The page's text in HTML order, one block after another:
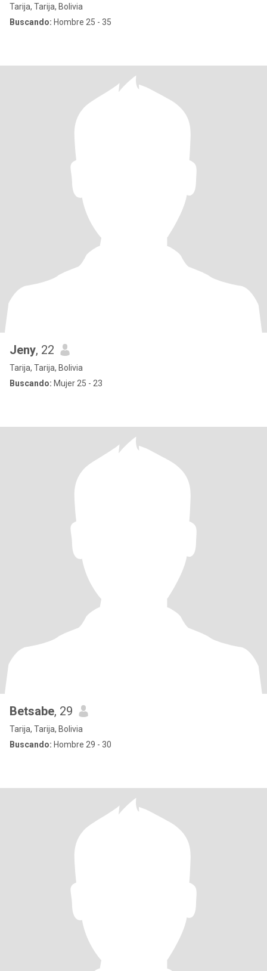
Tarija, Tarija, Bolivia
Buscando: Hombre 25 - 35
Jeny, 22
Tarija, Tarija, Bolivia
Buscando: Mujer 25 - 23
Betsabe, 29
Tarija, Tarija, Bolivia
Buscando: Hombre 29 - 30